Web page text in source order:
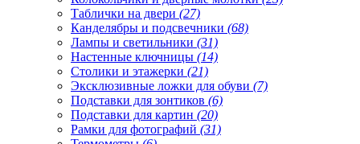
Таблички на двери (27)
Канделябры и подсвечники (68)
Лампы и светильники (31)
Настенные ключницы (14)
Столики и этажерки (21)
Эксклюзивные ложки для обуви (7)
Подставки для зонтиков (6)
Подставки для картин (20)
Рамки для фотографий (31)